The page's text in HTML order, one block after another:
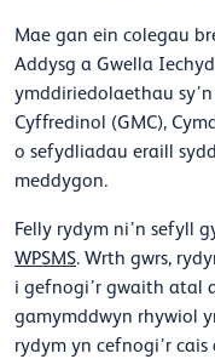
Mae gan ein colegau
Addysg a Gwella
ymddiriedolaethau
Cyffredinol (GMC),
o sefydliadau eraill
meddygon.
Felly rydym ni’n sefyll
WPSMS. Wrth gwrs,
i gefnogi’r gwaith atal
gamymddwyn rhywiol
rydym yn cefnogi’r